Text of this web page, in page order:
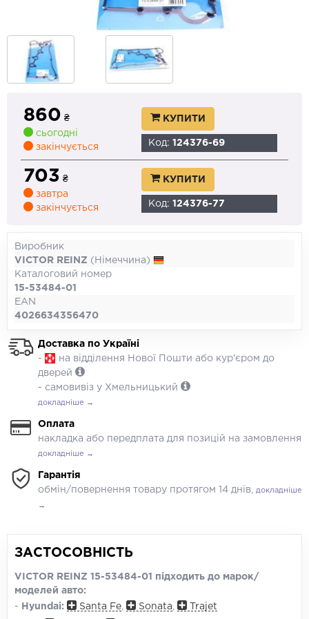
860 ₴
сьогодні
закінчується
КУПИТИ
Код: 124376-69
703 ₴
завтра
закінчується
КУПИТИ
Код: 124376-77
Виробник
VICTOR REINZ (Німеччина)
Каталоговий номер
15-53484-01
EAN
4026634356470
Доставка по Україні
-
на відділення Нової Пошти або кур'єром до
дверей
- самовивіз у Хмельницький
докладніше →
Оплата
накладка або передплата для позицій на замовлення
докладніше →
Гарантія
обмін/повернення товару протягом 14 днів, докладніше
→
ЗАСТОСОВНІСТЬ
VICTOR REINZ 15-53484-01 підходить до марок/
моделей авто:
-
Hyundai: Santa Fe Sonata Trajet